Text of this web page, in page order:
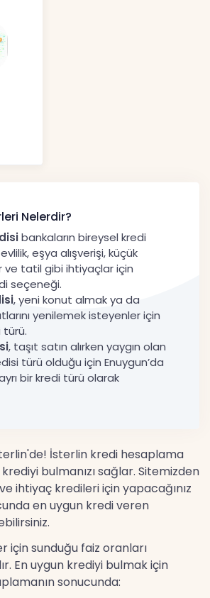
Nelerdir?
bankaların bireysel kredi
eşya alışverişi, küçük
ve tatil gibi ihtiyaçlar için
seçeneği.
, yeni konut almak ya da
yenilemek isteyenler için
türü.
, taşıt satın alırken yaygın olan
türü olduğu için Enuygun’da
bir kredi türü olarak
İsterlin kredi hesaplama
bulmanızı sağlar. Sitemizden
ihtiyaç kredileri için yapacağınız
en uygun kredi veren
için sunduğu faiz oranları
En uygun krediyi bulmak için
sonucunda: